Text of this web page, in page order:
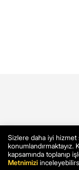
Sizlere daha iyi hizmet
konumlandırmaktayız.
kapsamında toplanıp
Metnimizi